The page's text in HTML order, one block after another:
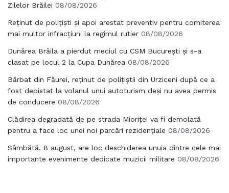
Zilelor Brăilei 08/08/2026
Reținut de polițiști și apoi arestat preventiv pentru comiterea
mai multor infracțiuni la regimul rutier 08/08/2026
Dunărea Brăila a pierdut meciul cu CSM București și s-a
clasat pe locul 2 la Cupa Dunărea 08/08/2026
Bărbat din Făurei, reținut de polițiștii din Urziceni după ce a
fost depistat la volanul unui autoturism deși nu avea permis
de conducere 08/08/2026
Clădirea degradată de pe strada Mioriței va fi demolată
pentru a face loc unei noi parcări rezidențiale 08/08/2026
Sâmbătă, 8 august, are loc deschiderea unuia dintre cele mai
importante evenimente dedicate muzicii militare 08/08/2026